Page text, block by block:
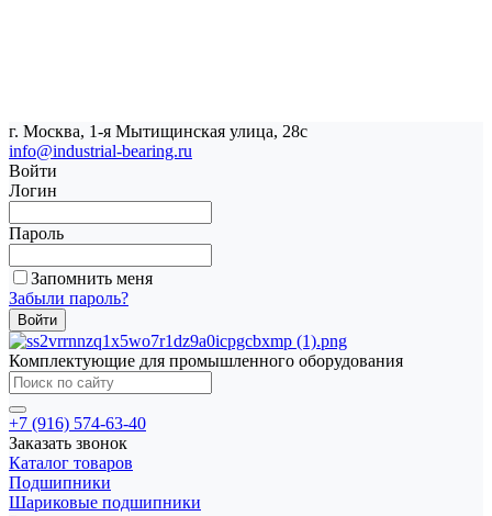
г. Москва, 1-я Мытищинская улица, 28с
info@industrial-bearing.ru
Войти
Логин
Пароль
Запомнить меня
Забыли пароль?
Комплектующие для промышленного оборудования
+7 (916) 574-63-40
Заказать звонок
Каталог товаров
Подшипники
Шариковые подшипники